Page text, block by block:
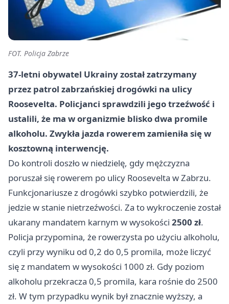
FOT. Policja Zabrze
37-letni obywatel Ukrainy został zatrzymany
przez patrol zabrzańskiej drogówki na ulicy
Roosevelta. Policjanci sprawdzili jego trzeźwość i
ustalili, że ma w organizmie blisko dwa promile
alkoholu. Zwykła jazda rowerem zamieniła się w
kosztowną interwencję.
Do kontroli doszło w niedzielę, gdy mężczyzna
poruszał się rowerem po ulicy Roosevelta w Zabrzu.
Funkcjonariusze z drogówki szybko potwierdzili, że
jedzie w stanie nietrzeźwości. Za to wykroczenie został
ukarany mandatem karnym w wysokości 2500 zł.
Policja przypomina, że rowerzysta po użyciu alkoholu,
czyli przy wyniku od 0,2 do 0,5 promila, może liczyć
się z mandatem w wysokości 1000 zł. Gdy poziom
alkoholu przekracza 0,5 promila, kara rośnie do 2500
zł. W tym przypadku wynik był znacznie wyższy, a